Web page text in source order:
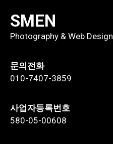
SMEN
Photography & Web Design
문의전화
010-7407-3859
사업자등록번호
580-05-00608